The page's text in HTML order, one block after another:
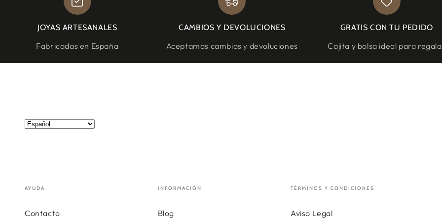
JOYAS ARTESANALES
Fabricadas en España
CAMBIOS Y DEVOLUCIONES
Aceptamos cambios y devoluciones
GRATIS CON TU PEDIDO
Cajita y bolsa ideal para
AYUDA
Contacto
INFORMACIÓN
Blog
TÉRMINOS Y CONDICIONES
Aviso Legal